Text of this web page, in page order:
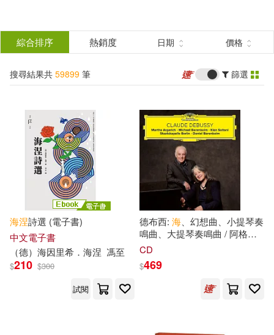
結
分類 (單選)
所有商品(59899)
圖書(39034) 影音(2146)
雜誌(1750)
美妝(1039) 服飾(641)
家居生活(1270) 美食(829)
3C(1868) 家電(202)
(可複選)
尾田榮一郎(327)
蘇青和(155)
綜合排序 熱銷度 日期 價格
搜尋結果共 59899 筆 篩選
海涅詩選 (電子書)
中文電子書
（德）海因里希 ． 海涅 馮至
$210 $300
試閱
德布西: 海 、幻想曲、小提琴奏
鳴曲、大提琴奏鳴曲 / 阿格麗
希，鋼琴/巴倫波英，鋼琴
Argerich, Michael Barenboim,
Kian Soltani, Staatskapelle
Berlin, Daniel Barenboim)
CD
$469